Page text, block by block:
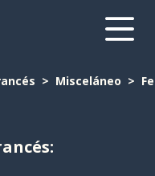
Misceláneo